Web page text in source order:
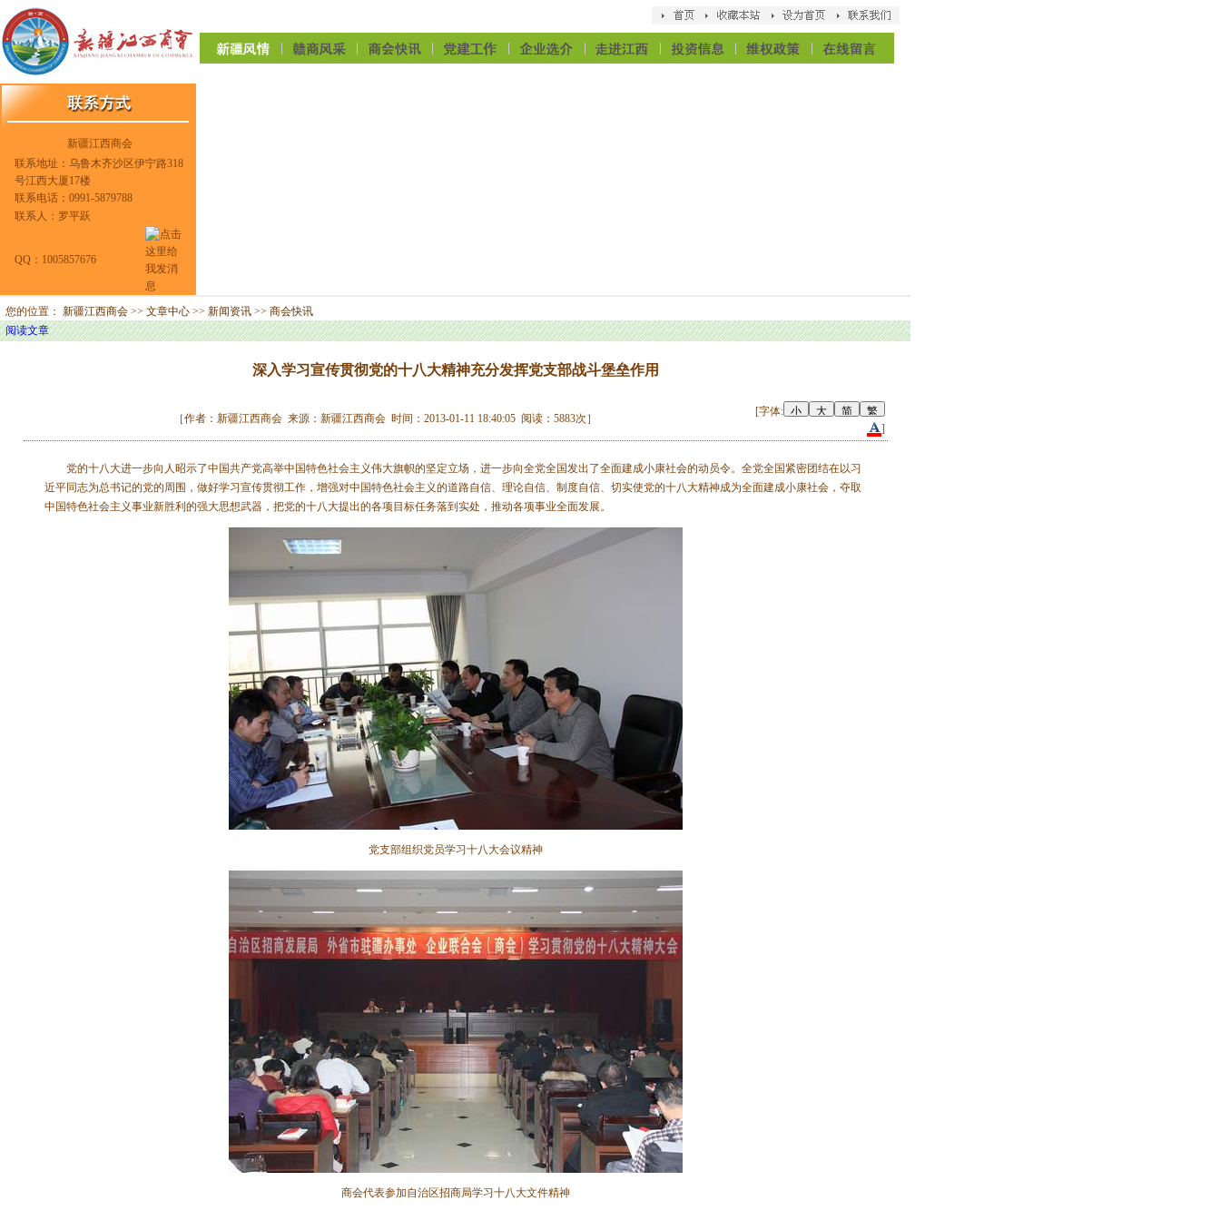
新疆江西商会
联系地址：乌鲁木齐沙区伊宁路318
号江西大厦17楼
联系电话：0991-5879788
联系人：罗平跃
QQ：1005857676
您的位置： 新疆江西商会 >> 文章中心 >> 新闻资讯 >> 商会快讯
阅读文章
深入学习宣传贯彻党的十八大精神充分发挥党支部战斗堡垒作用
［作者：新疆江西商会 来源：新疆江西商会 时间：2013-01-11 18:40:05 阅读：5883次］
[字体:
]
党的十八大进一步向人昭示了中国共产党高举中国特色社会主义伟大旗帜的坚定立场，进一步向全党全国发出了全面建成小康社会的动员令。全党全国紧密团结在以习
近平同志为总书记的党的周围，做好学习宣传贯彻工作，增强对中国特色社会主义的道路自信、理论自信、制度自信、切实使党的十八大精神成为全面建成小康社会，夺取
中国特色社会主义事业新胜利的强大思想武器，把党的十八大提出的各项目标任务落到实处，推动各项事业全面发展。
党支部组织党员学习十八大会议精神
商会代表参加自治区招商局学习十八大文件精神